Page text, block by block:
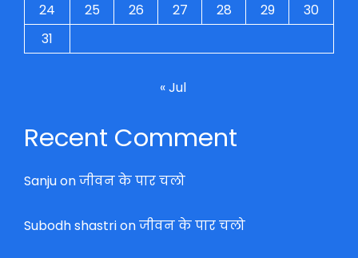
24
25 26 27 28 29
30
31
« Jul
Recent Comment
Sanjuonजीवन के पार चलो
Subodh shastrionजीवन के पार चलो